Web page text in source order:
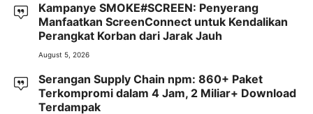
Kampanye SMOKE#SCREEN: Penyerang
Manfaatkan ScreenConnect untuk Kendalikan
Perangkat Korban dari Jarak Jauh
August 5, 2026
Serangan Supply Chain npm: 860+ Paket
Terkompromi dalam 4 Jam, 2 Miliar+ Download
Terdampak